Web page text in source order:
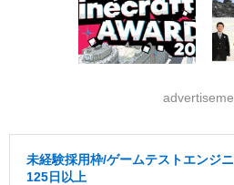
未経験採用枠/ゲームテストエンジ
125日以上